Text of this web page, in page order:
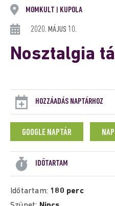
MOMKULT KUPOLA
2020. MÁJUS 10.
Nosztalgia
HOZZÁADÁS NAPTÁRHOZ
GOOGLE NAPTÁR
IDŐTARTAM
Időtartam: 180 perc